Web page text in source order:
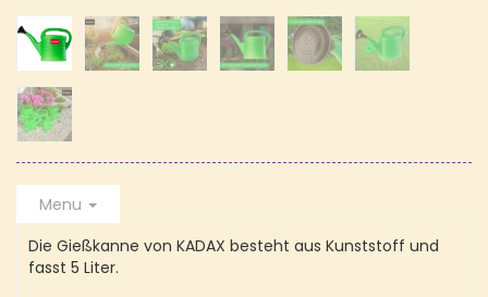
Menu
Die Gießkanne von KADAX besteht aus Kunststoff und
fasst 5 Liter.